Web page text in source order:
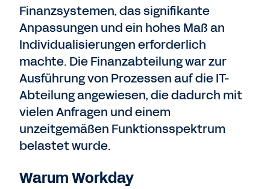
Finanzsystemen, das signifikante
Anpassungen und ein hohes Maß an
Individualisierungen erforderlich
machte. Die Finanzabteilung war zur
Ausführung von Prozessen auf die IT-
Abteilung angewiesen, die dadurch mit
vielen Anfragen und einem
unzeitgemäßen Funktionsspektrum
belastet wurde.
Warum Workday